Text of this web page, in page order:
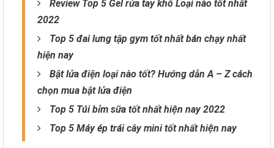
Review Top 5 Gel rửa tay khô Loại nào tốt nhất
2022
Top 5 đai lưng tập gym tốt nhất bán chạy nhất
hiện nay
Bật lửa điện loại nào tốt? Hướng dẫn A – Z cách
chọn mua bật lửa điện
Top 5 Túi bỉm sữa tốt nhất hiện nay 2022
Top 5 Máy ép trái cây mini tốt nhất hiện nay